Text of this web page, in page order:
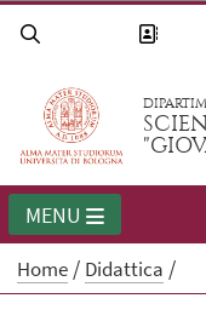
MENU
Home Didattica